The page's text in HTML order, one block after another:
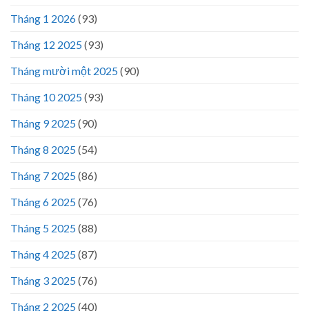
Tháng 1 2026(93)
Tháng 12 2025(93)
Tháng mười một 2025(90)
Tháng 10 2025(93)
Tháng 9 2025(90)
Tháng 8 2025(54)
Tháng 7 2025(86)
Tháng 6 2025(76)
Tháng 5 2025(88)
Tháng 4 2025(87)
Tháng 3 2025(76)
Tháng 2 2025(40)